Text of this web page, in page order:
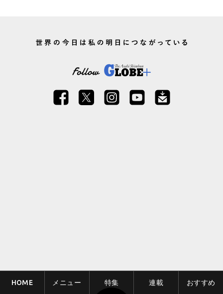
HOME メニュー 特集 連載 おすすめ